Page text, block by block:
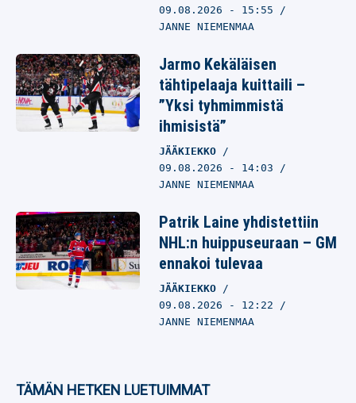
09.08.2026 - 15:55
JANNE NIEMENMAA
Jarmo Kekäläisen
tähtipelaaja kuittaili –
”Yksi tyhmimmistä
ihmisistä”
JÄÄKIEKKO
09.08.2026 - 14:03
JANNE NIEMENMAA
Patrik Laine yhdistettiin
NHL:n huippuseuraan – GM
ennakoi tulevaa
JÄÄKIEKKO
09.08.2026 - 12:22
JANNE NIEMENMAA
TÄMÄN HETKEN LUETUIMMAT